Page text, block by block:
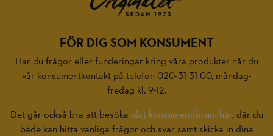
FÖR DIG SOM KONSUMENT
Har du frågor eller funderingar kring våra produkter når du
vår konsumentkontakt på telefon 020-31 31 00, måndag-
fredag kl. 9-12.
Det går också bra att besökavårt konsumentforum här, där du
både kan hitta vanliga frågor och svar samt skicka in dina